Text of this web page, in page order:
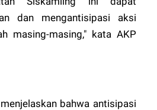
dan mengantisipasi aksi
masing-masing," kata AKP
bahwa antisipasi